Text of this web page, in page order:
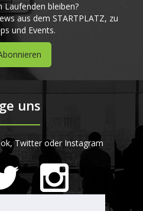
Laufenden bleiben?
aus dem STARTPLATZ, zu
und Events.
uns
Twitter oder Instagram